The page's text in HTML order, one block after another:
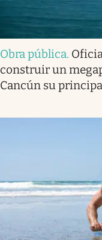
Obra pública.
construir un
Cancún su